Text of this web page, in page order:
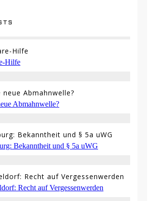
Hilfe
Hilfe
Abmahnwelle?
Abmahnwelle?
Bekanntheit und § 5a uWG
Bekanntheit und § 5a uWG
Recht auf Vergessenwerden
Recht auf Vergessenwerden